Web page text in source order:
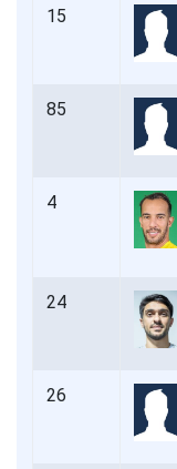
15
85
4
24
26